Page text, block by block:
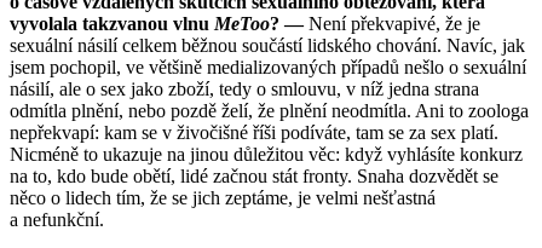
vyvolala takzvanou vlnu MeToo? —Není překvapivé, že je
sexuální násilí celkem běžnou součástí lidského chování. Navíc, jak
jsem pochopil, ve většině medializovaných případů nešlo o sexuální
násilí, ale o sex jako zboží, tedy o smlouvu, v níž jedna strana
odmítla plnění, nebo pozdě želí, že plnění neodmítla. Ani to zoologa
nepřekvapí: kam se v živočišné říši podíváte, tam se za sex platí.
Nicméně to ukazuje na jinou důležitou věc: když vyhlásíte konkurz
na to, kdo bude obětí, lidé začnou stát fronty. Snaha dozvědět se
něco o lidech tím, že se jich zeptáme, je velmi nešťastná
a nefunkční.